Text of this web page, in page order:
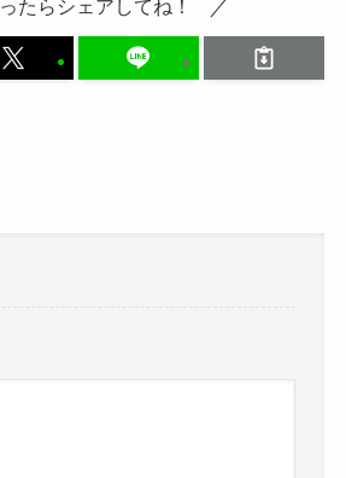
たらシェアしてね！